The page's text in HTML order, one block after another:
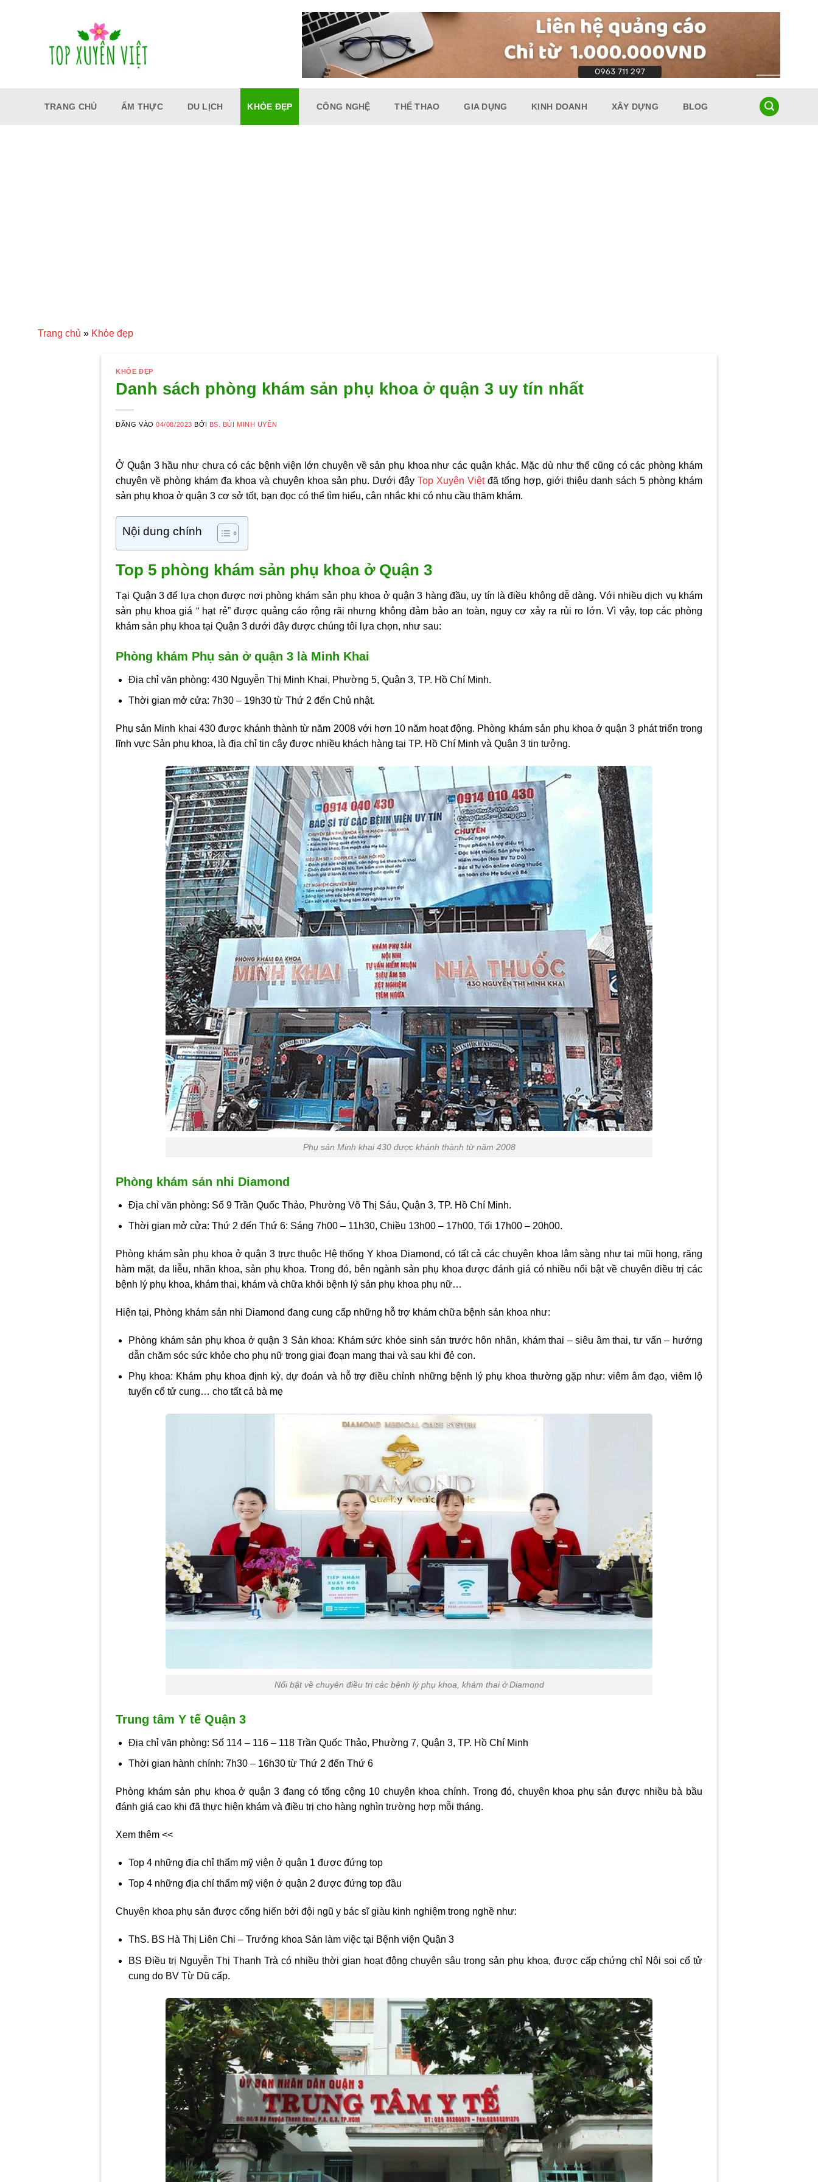
TRANG CHỦ ẨM THỰC DU LỊCH KHỎE ĐẸP CÔNG NGHỆ THỂ THAO GIA DỤNG KINH DOANH XÂY DỰNG BLOG
Trang chủ » Khỏe đẹp
KHỎE ĐẸP
Danh sách phòng khám sản phụ khoa ở quận 3 uy tín nhất
ĐĂNG VÀO04/08/2023 BỞI BS. BÙI MINH UYÊN
Ở Quận 3 hầu như chưa có các bệnh viện lớn chuyên về sản phụ khoa như các quận khác. Mặc dù như thế cũng có các phòng khám
chuyên về phòng khám đa khoa và chuyên khoa sản phụ. Dưới đây Top Xuyên Việtđã tổng hợp, giới thiệu danh sách 5 phòng khám
sản phụ khoa ở quận 3 cơ sở tốt, bạn đọc có thể tìm hiểu, cân nhắc khi có nhu cầu thăm khám.
Nội dung chính
Top 5 phòng khám sản phụ khoa ở Quận 3
Tại Quận 3 để lựa chọn được nơi phòng khám sản phụ khoa ở quận 3 hàng đầu, uy tín là điều không dễ dàng. Với nhiều dịch vụ khám
sản phụ khoa giá “ hạt rẻ” được quảng cáo rộng rãi nhưng không đảm bảo an toàn, nguy cơ xảy ra rủi ro lớn. Vì vậy, top các phòng
khám sản phụ khoa tại Quận 3 dưới đây được chúng tôi lựa chọn, như sau:
Phòng khám Phụ sản ở quận 3 là Minh Khai
Địa chỉ văn phòng: 430 Nguyễn Thị Minh Khai, Phường 5, Quận 3, TP. Hồ Chí Minh.
Thời gian mở cửa: 7h30 – 19h30 từ Thứ 2 đến Chủ nhật.
Phụ sản Minh khai 430 được khánh thành từ năm 2008 với hơn 10 năm hoạt động. Phòng khám sản phụ khoa ở quận 3 phát triển trong
lĩnh vực Sản phụ khoa, là địa chỉ tin cậy được nhiều khách hàng tại TP. Hồ Chí Minh và Quận 3 tin tưởng.
Phụ sản Minh khai 430 được khánh thành từ năm 2008
Phòng khám sản nhi Diamond
Địa chỉ văn phòng: Số 9 Trần Quốc Thảo, Phường Võ Thị Sáu, Quận 3, TP. Hồ Chí Minh.
Thời gian mở cửa: Thứ 2 đến Thứ 6: Sáng 7h00 – 11h30, Chiều 13h00 – 17h00, Tối 17h00 – 20h00.
Phòng khám sản phụ khoa ở quận 3trực thuộc Hệ thống Y khoa Diamond, có tất cả các chuyên khoa lâm sàng như tai mũi họng, răng
hàm mặt, da liễu, nhãn khoa, sản phụ khoa. Trong đó, bên ngành sản phụ khoa được đánh giá có nhiều nổi bật về chuyên điều trị các
bệnh lý phụ khoa, khám thai, khám và chữa khỏi bệnh lý sản phụ khoa phụ nữ…
Hiện tại, Phòng khám sản nhi Diamond đang cung cấp những hỗ trợ khám chữa bệnh sản khoa như:
Phòng khám sản phụ khoa ở quận 3 Sản khoa: Khám sức khỏe sinh sản trước hôn nhân, khám thai – siêu âm thai, tư vấn – hướng
dẫn chăm sóc sức khỏe cho phụ nữ trong giai đoạn mang thai và sau khi đẻ con.
Phụ khoa: Khám phụ khoa định kỳ, dự đoán và hỗ trợ điều chỉnh những bệnh lý phụ khoa thường gặp như: viêm âm đạo, viêm lộ
tuyến cổ tử cung… cho tất cả bà mẹ
Nổi bật về chuyên điều trị các bệnh lý phụ khoa, khám thai ở Diamond
Trung tâm Y tế Quận 3
Địa chỉ văn phòng: Số 114 – 116 – 118 Trần Quốc Thảo, Phường 7, Quận 3, TP. Hồ Chí Minh
Thời gian hành chính: 7h30 – 16h30 từ Thứ 2 đến Thứ 6
Phòng khám sản phụ khoa ở quận 3 đang có tổng cộng 10 chuyên khoa chính. Trong đó, chuyên khoa phụ sản được nhiều bà bầu
đánh giá cao khi đã thực hiện khám và điều trị cho hàng nghìn trường hợp mỗi tháng.
Xem thêm <<
Top 4 những địa chỉ thẩm mỹ viện ở quận 1 được đứng top
Top 4 những địa chỉ thẩm mỹ viện ở quận 2 được đứng top đầu
Chuyên khoa phụ sản được cống hiến bởi đội ngũ y bác sĩ giàu kinh nghiệm trong nghề như:
ThS. BS Hà Thị Liên Chi – Trưởng khoa Sản làm việc tại Bệnh viện Quận 3
BS Điều trị Nguyễn Thị Thanh Trà có nhiều thời gian hoạt động chuyên sâu trong sản phụ khoa, được cấp chứng chỉ Nội soi cổ tử
cung do BV Từ Dũ cấp.